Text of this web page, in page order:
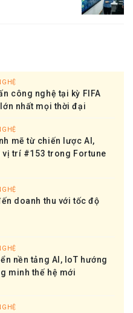
công nghệ tại kỳ FIFA
nhất mọi thời đại
mẽ từ chiến lược AI,
vị trí #153 trong Fortune
doanh thu với tốc độ
nền tảng AI, IoT hướng
minh thế hệ mới